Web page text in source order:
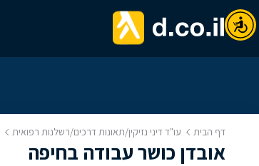
דף הבית עו"ד דיני נזיקין/תאונות דרכים/רשלנות רפואית
אובדן כושר עבודה בחיפה